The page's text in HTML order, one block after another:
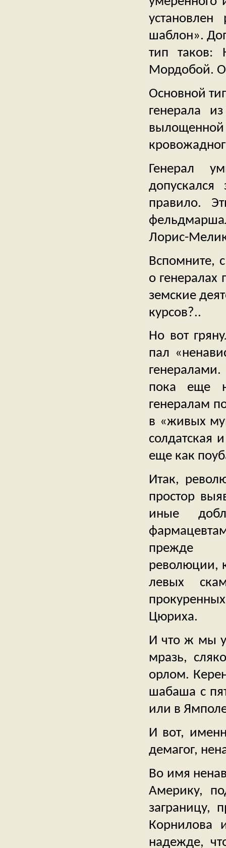
установлен
шаблон».
тип таков:
Мордобой.
Основной
генерала
Генерал
правило.
Лорис-
Вспомните,
о
земские
курсов?..
Но вот
пал
пока еще
генералам
в «живых
солдатская
еще как
Итак,
простор
иные
прежде
революции,
левых
Цюриха.
И что ж мы
мразь,
орлом.
шабаша с
или в
И вот,
демагог,
Во имя
Америку,
заграницу,
Корнилова
надежде,